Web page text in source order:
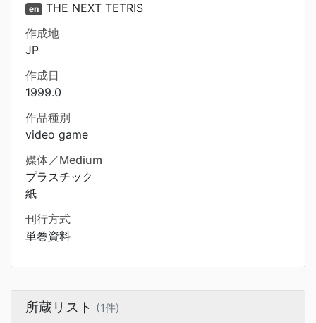
en THE NEXT TETRIS
作成地
JP
作成日
1999.0
作品種別
video game
媒体／Medium
プラスチック
紙
刊行方式
単巻資料
所蔵リスト (1件)